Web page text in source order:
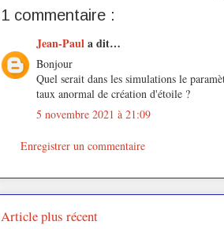
1 commentaire :
Jean-Paula dit…
Bonjour
Quel serait dans les simulations le
taux anormal de création d'étoile ?
5 novembre 2021 à 21:09
Enregistrer un commentaire
Article plus récent